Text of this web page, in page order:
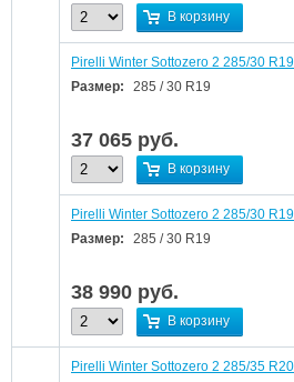
В корзину
Pirelli Winter Sottozero 2 285/30
Размер:
285 / 30 R19
37 065 руб.
В корзину
Pirelli Winter Sottozero 2 285/30
Размер:
285 / 30 R19
38 990 руб.
В корзину
Pirelli Winter Sottozero 2 285/35